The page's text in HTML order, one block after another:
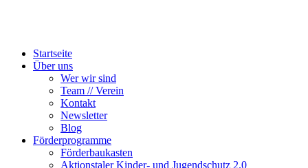
Startseite
Über uns
Wer wir sind
Team // Verein
Kontakt
Newsletter
Blog
Förderprogramme
Förderbaukasten
Aktionstaler Kinder- und Jugendschutz 2.0